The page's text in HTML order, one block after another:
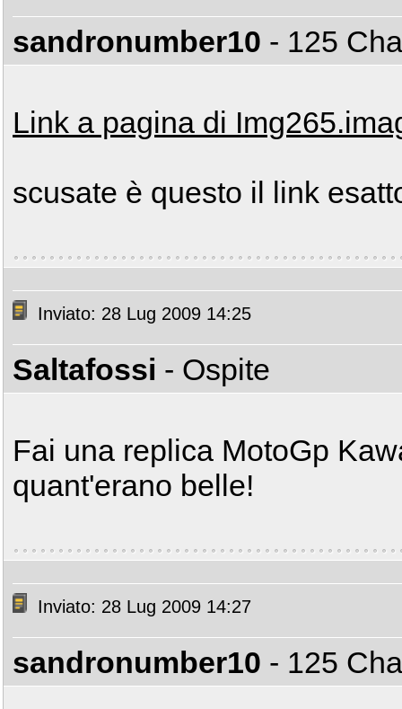
sandronumber10 - 125
Link a pagina di
scusate è questo il link
Inviato: 28 Lug 2009 14:25
Saltafossi - Ospite
Fai una replica MotoGp
quant'erano belle!
Inviato: 28 Lug 2009 14:27
sandronumber10 - 125